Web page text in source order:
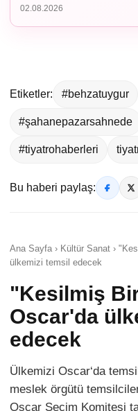
02.08.2026
Etiketler: #behzatuygur
#şahanepazarsahnede
#tiyatrohaberleri
Bu haberi paylaş:
Ana Sayfa › Kültür Sanat ›
ülkemizi temsil edecek
"Kesilmiş
Oscar'da
edecek
Ülkemizi Oscar‘da
meslek örgütü
Oscar Seçim Komitesi